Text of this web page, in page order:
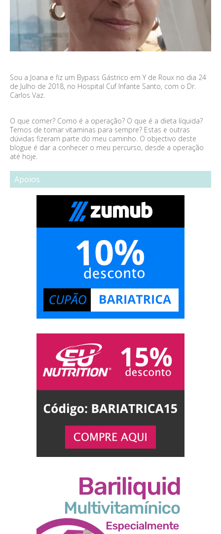
Sou a Joana e fiz um Bypass Gástrico em Y de Roux no dia 24
de Julho de 2018, no Hospital Cuf Infante Santo, com o Dr.
Carlos Vaz.
O que comer? Como é a operação? O que é a dieta líquida?
Temos de tomar vitaminas para sempre? Estas e outras
dúvidas fizeram parte do meu caminho. O objectivo deste
blogue é dar a conhecer o meu percurso, desde a operação
até hoje.
Apoios